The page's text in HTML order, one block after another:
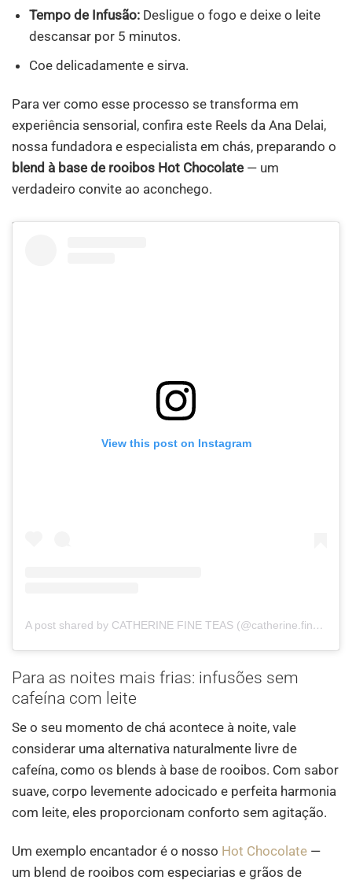
Tempo de Infusão: Desligue o fogo e deixe o leite
descansar por 5 minutos.
Coe delicadamente e sirva.
Para ver como esse processo se transforma em
experiência sensorial, confira este Reels da Ana Delai,
nossa fundadora e especialista em chás, preparando o
blend à base de rooibos Hot Chocolate — um
verdadeiro convite ao aconchego.
View this post on Instagram
A post shared by CATHERINE FINE TEAS (@catherine.fineteas)
Para as noites mais frias: infusões sem
cafeína com leite
Se o seu momento de chá acontece à noite, vale
considerar uma alternativa naturalmente livre de
cafeína, como os blends à base de rooibos. Com sabor
suave, corpo levemente adocicado e perfeita harmonia
com leite, eles proporcionam conforto sem agitação.
Um exemplo encantador é o nosso Hot Chocolate —
um blend de rooibos com especiarias e grãos de